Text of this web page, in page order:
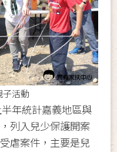
子活動
年統計嘉義地區與
列入兒少保護開案
虐案件，主要是兒